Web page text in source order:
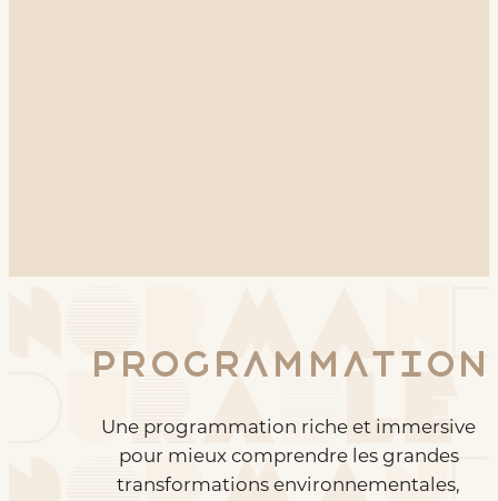
Programmation
Une programmation riche et immersive
pour mieux comprendre les grandes
transformations environnementales,